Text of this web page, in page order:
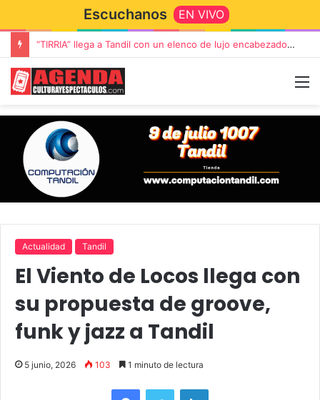
Escuchanos EN VIVO
Rata Blanca regresa a Tandil con un show demoledor en el Estadio Unión y Progreso
Actualidad Tandil
El Viento de Locos llega con
su propuesta de groove,
funk y jazz a Tandil
5 junio, 2026 103 1 minuto de lectura